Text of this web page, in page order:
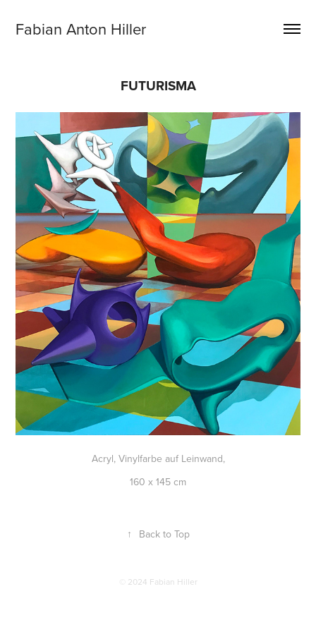
Fabian Anton Hiller
FUTURISMA
Acryl, Vinylfarbe auf Leinwand,
160 x 145 cm
↑ Back to Top
© 2024 Fabian Hiller